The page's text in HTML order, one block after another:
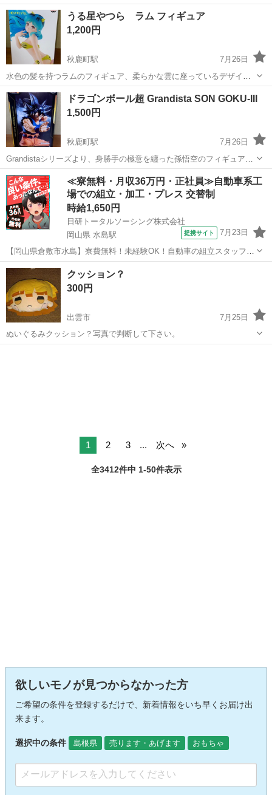
ュアです。 - キャラクター名: 峰不二子 - 作品名: LUPIN THE IIIRD -
メーカー: BANDAI SPIRITS
島根 松江市 秋鹿町駅 ポージング
うる星やつら ラム フィギュア
1,200円
秋鹿町駅
7月26日
水色の髪を持つラムのフィギュア、柔らかな雲に座っているデザイン
が特徴。 - モデル名: ESPRESTO-Soft and drifting-ラム - 素材: プラス
チック
島根 松江市 秋鹿町駅 フィギュア
ドラゴンボール超 Grandista SON GOKU-III
1,500円
秋鹿町駅
7月26日
Grandistaシリーズより、身勝手の極意を纏った孫悟空のフィギュアで
す。 - メーカー: BANPRESTO - 作品名: ドラゴンボール超 - キャラク
ター名: 孫悟空 - シリーズ名: Grandista - 商品...
島根 松江市 秋鹿町駅 フィギュア Grandista
≪寮無料・月収36万円・正社員≫自動車系工
場での組立・加工・プレス 交替制
時給1,650円
日研トータルソーシング株式会社
岡山県 水島駅
提携サイト 7月23日
【岡山県倉敷市水島】寮費無料！未経験OK！自動車の組立スタッフ
《お仕事No.NS0089》 お仕事について 車の組立作業です。専用レール
に乗って流れてくる車の骨組みに、車内外の各部品・ハンドル・足回
り・ドア・シートなどの各...
岡山 倉敷市
クッション？
300円
出雲市
7月25日
ぬいぐるみクッション？写真で判断して下さい。
1 2 3 ... 次へ
全3412件中 1-50件表示
欲しいモノが見つからなかった方
ご希望の条件を登録するだけで、新着情報をいち早くお届け出
来ます。
選択中の条件 島根県 売ります・あげます おもちゃ